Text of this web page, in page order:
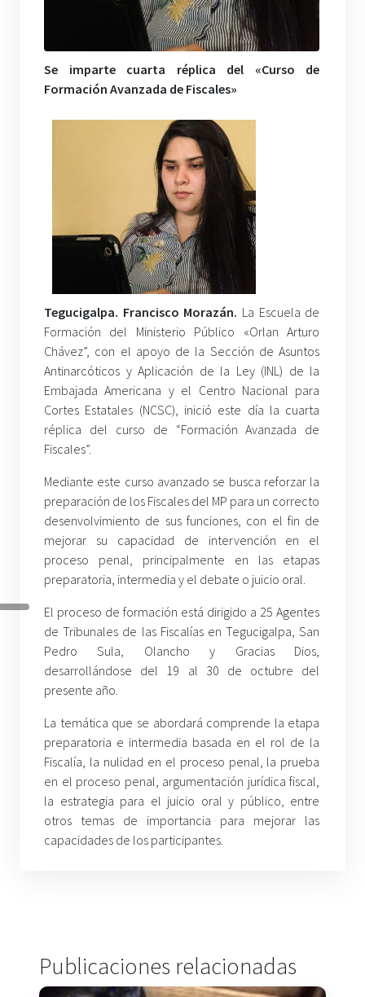
Se imparte cuarta réplica del «Curso de
Formación Avanzada de Fiscales»
Tegucigalpa. Francisco Morazán. La Escuela de
Formación del Ministerio Público «Orlan Arturo
Chávez”, con el apoyo de la Sección de Asuntos
Antinarcóticos y Aplicación de la Ley (INL) de la
Embajada Americana y el Centro Nacional para
Cortes Estatales (NCSC), inició este día la cuarta
réplica del curso de “Formación Avanzada de
Fiscales”.
Mediante este curso avanzado se busca reforzar la
preparación de los Fiscales del MP para un correcto
desenvolvimiento de sus funciones, con el fin de
mejorar su capacidad de intervención en el
proceso penal, principalmente en las etapas
preparatoria, intermedia y el debate o juicio oral.
El proceso de formación está dirigido a 25 Agentes
de Tribunales de las Fiscalías en Tegucigalpa, San
Pedro Sula, Olancho y Gracias Dios,
desarrollándose del 19 al 30 de octubre del
presente año.
La temática que se abordará comprende la etapa
preparatoria e intermedia basada en el rol de la
Fiscalía, la nulidad en el proceso penal, la prueba
en el proceso penal, argumentación jurídica fiscal,
la estrategia para el juicio oral y público, entre
otros temas de importancia para mejorar las
capacidades de los participantes.
Publicaciones relacionadas